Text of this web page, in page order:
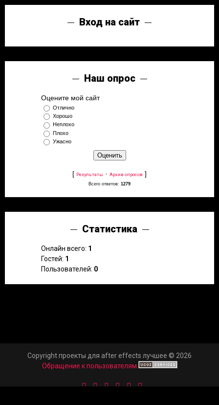
Вход на сайт
Наш опрос
Оцените мой сайт
Отлично
Хорошо
Неплохо
Плохо
Ужасно
[ Результаты · Архив опросов ]
Всего ответов: 1279
Статистика
Онлайн всего: 1
Гостей: 1
Пользователей: 0
Copyright проекты для after effects лучшее © 2026
Обращение к пользователям